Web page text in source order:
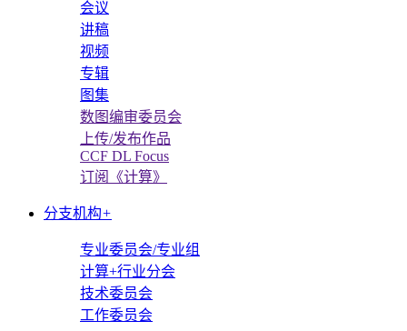
会议
讲稿
视频
专辑
图集
数图编审委员会
上传/发布作品
CCF DL Focus
订阅《计算》
分支机构+
专业委员会/专业组
计算+行业分会
技术委员会
工作委员会